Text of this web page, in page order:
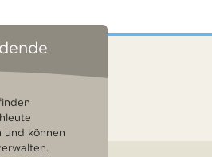
und können